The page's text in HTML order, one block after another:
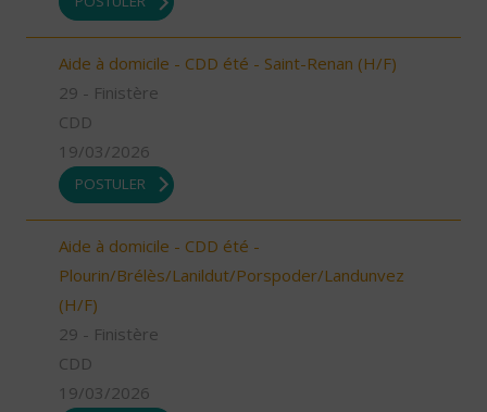
Aide à domicile - CDD été - Saint-Renan (H/F)
29 - Finistère
CDD
19/03/2026
POSTULER
Aide à domicile - CDD été -
Plourin/Brélès/Lanildut/Porspoder/Landunvez
(H/F)
29 - Finistère
CDD
19/03/2026